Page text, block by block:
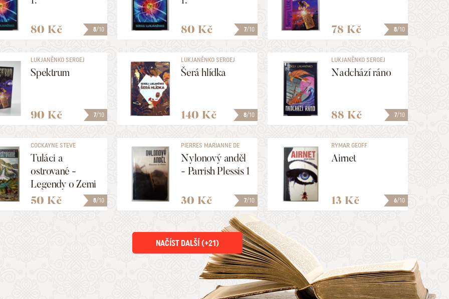
8/10
80 Kč 7/10
80 Kč 8/10
78 Kč
7/10
LUKJANĚNKO SERGEJ
Spektrum
90 Kč 8/10
LUKJANĚNKO SERGEJ
Šerá hlídka
140 Kč 7/10
LUKJANĚNKO SERGEJ
Nadchází ráno
88 Kč
8/10
COCKAYNE STEVE
Tuláci a
ostrované -
Legendy o Zemi
1
50 Kč 7/10
PIERRES MARIANNE DE
Nylonový anděl
- Parrish Plessis 1
30 Kč 6/10
RYMAR GEOFF
Airnet
13 Kč
NAČÍST DALŠÍ (+21)